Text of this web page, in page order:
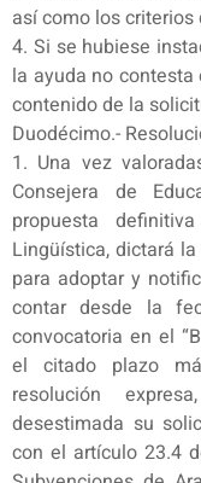
así como los
4. Si se hubiese
la ayuda no
contenido de la
Duodécimo.-
1. Una vez
Consejera de
propuesta
Lingüística, dictará
para adoptar y
contar desde la
convocatoria en el
el citado plazo
resolución
desestimada su
con el artículo 23.4